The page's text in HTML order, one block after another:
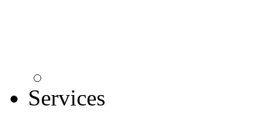
Services